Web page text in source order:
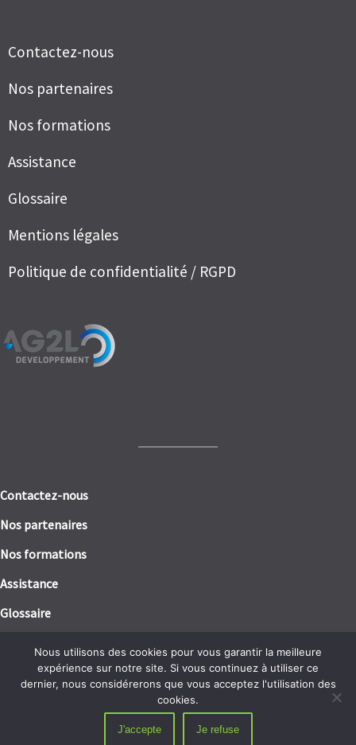
Contactez-nous
Nos partenaires
Nos formations
Assistance
Glossaire
Mentions légales
Politique de confidentialité / RGPD
Contactez-nous
Nos partenaires
Nos formations
Assistance
Glossaire
Politique de confidentialité / RGPD
Nous utilisons des cookies pour vous garantir la meilleure
expérience sur notre site. Si vous continuez à utiliser ce
dernier, nous considérerons que vous acceptez l'utilisation des
cookies.
J'accepte Je refuse